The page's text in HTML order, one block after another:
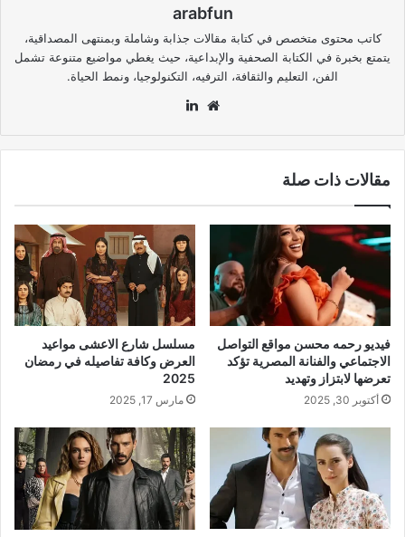
arabfun
كاتب محتوى متخصص في كتابة مقالات جذابة وشاملة وبمنتهى المصداقية،
يتمتع بخبرة في الكتابة الصحفية والإبداعية، حيث يغطي مواضيع متنوعة تشمل
الفن، التعليم والثقافة، الترفيه، التكنولوجيا، ونمط الحياة.
موقع
مقالات ذات صلة
فيديو رحمه محسن مواقع التواصل
الاجتماعي والفنانة المصرية تؤكد
تعرضها لابتزاز وتهديد
أكتوبر 30, 2025
مسلسل شارع الاعشى مواعيد
العرض وكافة تفاصيله في رمضان
2025
مارس 17, 2025